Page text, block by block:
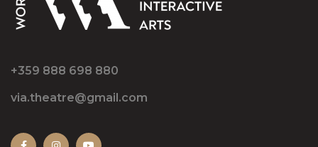
+359 888 698 880
via.theatre@gmail.com